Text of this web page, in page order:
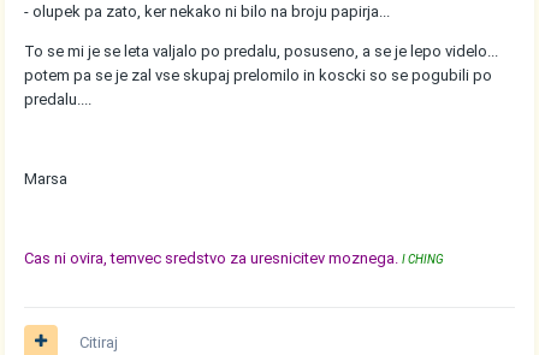
- olupek pa zato, ker nekako ni bilo na broju papirja...
To se mi je se leta valjalo po predalu, posuseno, a se je lepo videlo...
potem pa se je zal vse skupaj prelomilo in koscki so se pogubili po
predalu....
Marsa
Cas ni ovira, temvec sredstvo za uresnicitev moznega. I CHING
Citiraj